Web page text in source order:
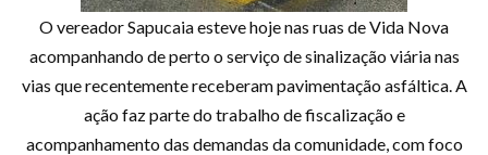
O vereador Sapucaia esteve hoje nas ruas de Vida Nova
acompanhando de perto o serviço de sinalização viária nas
vias que recentemente receberam pavimentação asfáltica. A
ação faz parte do trabalho de fiscalização e
acompanhamento das demandas da comunidade, com foco